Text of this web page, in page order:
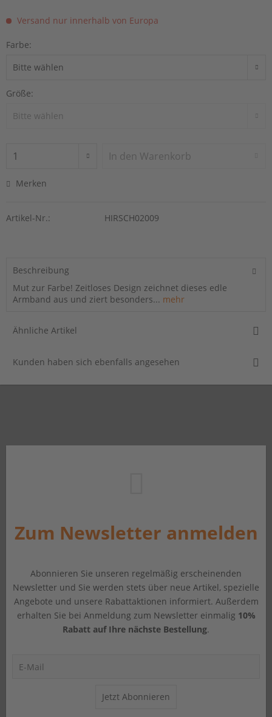
Versand nur innerhalb von Europa
Farbe:
Größe:
In den Warenkorb
Merken
Artikel-Nr.: HIRSCH02009
Beschreibung
Mut zur Farbe! Zeitloses Design zeichnet dieses edle
Armband aus und ziert besonders... mehr
Ähnliche Artikel
Kunden haben sich ebenfalls angesehen
Zum Newsletter anmelden
Abonnieren Sie unseren regelmäßig erscheinenden
Newsletter und Sie werden stets über neue Artikel, spezielle
Angebote und unsere Rabattaktionen informiert. Außerdem
erhalten Sie bei Anmeldung zum Newsletter einmalig 10%
Rabatt auf Ihre nächste Bestellung.
Jetzt Abonnieren